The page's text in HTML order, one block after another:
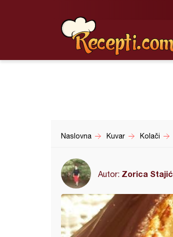
Naslovna Kuvar Kolači
Autor: Zorica Stajić